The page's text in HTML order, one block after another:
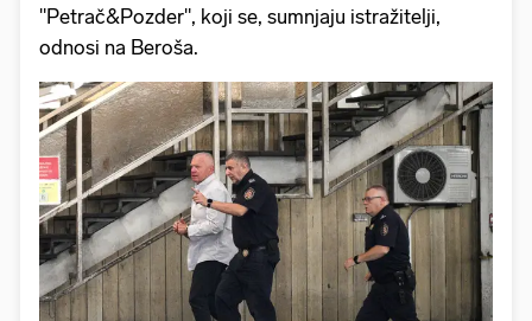
"Petrač&Pozder", koji se, sumnjaju istražitelji,
odnosi na Beroša.